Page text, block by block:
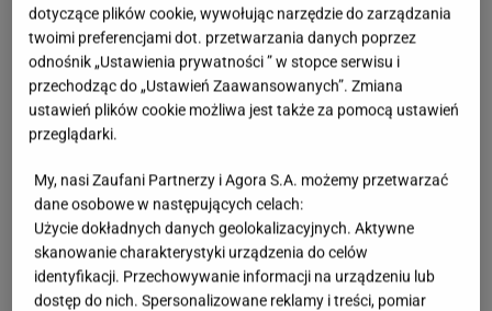
Dlaczego warto jeździć na rolkach? Bo jazda na
rolkach rewelacyjnie odchudza!
Jazda na rolkach jest rewelacyjnym sportem na
odchudzanie. Można spokojnie nazwa jazdę na
rolkach rodzajem cardio. Działa tak samo (jak nie
lepiej!) jakbieganie. Godzina jazdy na
pozwoli nam spalić nawet 700 kalorii! Wyobraź
sobie, że ćwiczysz regularnie – dwa, trzy razy w
tygodniu. Wskazówka wagi błyskawicznie będzie
dotyczące plików cookie, wywołując narzędzie do zarządzania
twoimi preferencjami dot. przetwarzania danych poprzez
odnośnik „Ustawienia prywatności ” w stopce serwisu i
przechodząc do „Ustawień Zaawansowanych”. Zmiana
ustawień plików cookie możliwa jest także za pomocą ustawień
przeglądarki.
My, nasi Zaufani Partnerzy i Agora S.A. możemy przetwarzać
dane osobowe w następujących celach:
Użycie dokładnych danych geolokalizacyjnych. Aktywne
skanowanie charakterystyki urządzenia do celów
identyfikacji. Przechowywanie informacji na urządzeniu lub
dostęp do nich. Spersonalizowane reklamy i treści, pomiar